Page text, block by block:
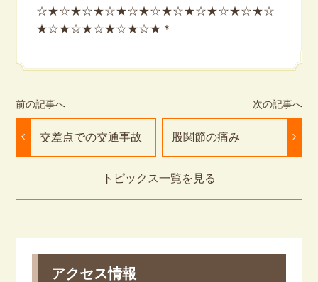
☆★☆★☆★☆★☆★☆★☆★☆★☆★☆★☆
★☆★☆★☆★☆★☆★＊
交差点での交通事故 股関節の痛み
トピックス一覧を見る
アクセス情報